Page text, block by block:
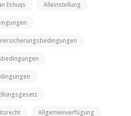
Eshuijs Alleinstellung
Allgemeinverfügung